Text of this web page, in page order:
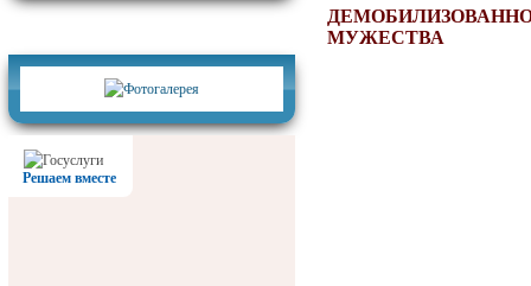
Решаем вместе
МУЖЕСТВА